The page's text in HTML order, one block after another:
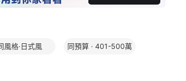
風格·日式風 同預算 · 401-500萬